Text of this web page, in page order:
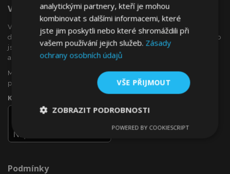
Vítejte Na VTVauto.cz
VTVauto je maloobchodním prodejcem a velkoobchodním
dodavatelem autopříslušenství a autodoplňků v Evropě, jako
jsou např .: ozdobné kryty kol (poklice), okenní deflektory,
autopotahy, autorohože, chromové kryty a rámy, ...
Máte zájem o dropshipping, nebo se chcete stát naším
partnerem?
Kontaktujte nás ještě dnes!
Podmínky
analytickými partnery, kteří je mohou
kombinovat s dalšími informacemi, které
jste jim poskytli nebo které shromáždili při
vašem používání jejich služeb. Zásady
ochrany osobních údajů
VŠE PŘIJMOUT
ZOBRAZIT PODROBNOSTI
nutné
Výkonové
soubory
Soubory
POWERED BY COOKIESCRIPT